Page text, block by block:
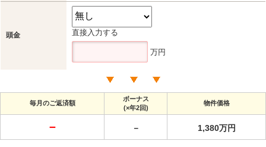
頭金 直接入力する
万円
毎月のご返済額
ボーナス
(×年2回)
物件価格
－ － 1,380万円